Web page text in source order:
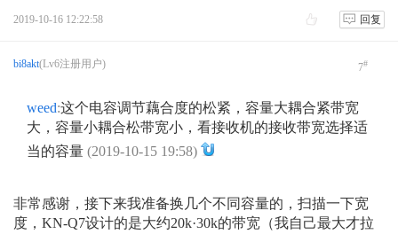
2019-10-16 12:22:58 回复
bi8akt(Lv6注册用户) 7#
weed:这个电容调节藕合度的松紧，容量大耦合紧带宽
大，容量小耦合松带宽小，看接收机的接收带宽选择适
当的容量 (2019-10-15 19:58)
非常感谢，接下来我准备换几个不同容量的，扫描一下宽
度，KN-Q7设计的是大约20k·30k的带宽（我自己最大才拉